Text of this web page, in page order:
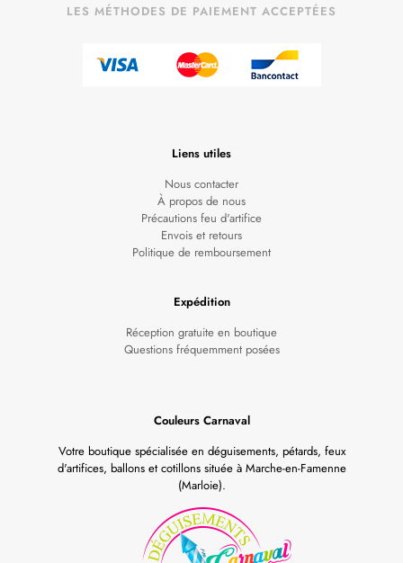
LES MÉTHODES DE PAIEMENT ACCEPTÉES
Liens utiles
Nous contacter
À propos de nous
Précautions feu d'artifice
Envois et retours
Politique de remboursement
Expédition
Réception gratuite en boutique
Questions fréquemment posées
Couleurs Carnaval
Votre boutique spécialisée en déguisements, pétards, feux
d'artifices, ballons et cotillons située à Marche-en-Famenne
(Marloie).